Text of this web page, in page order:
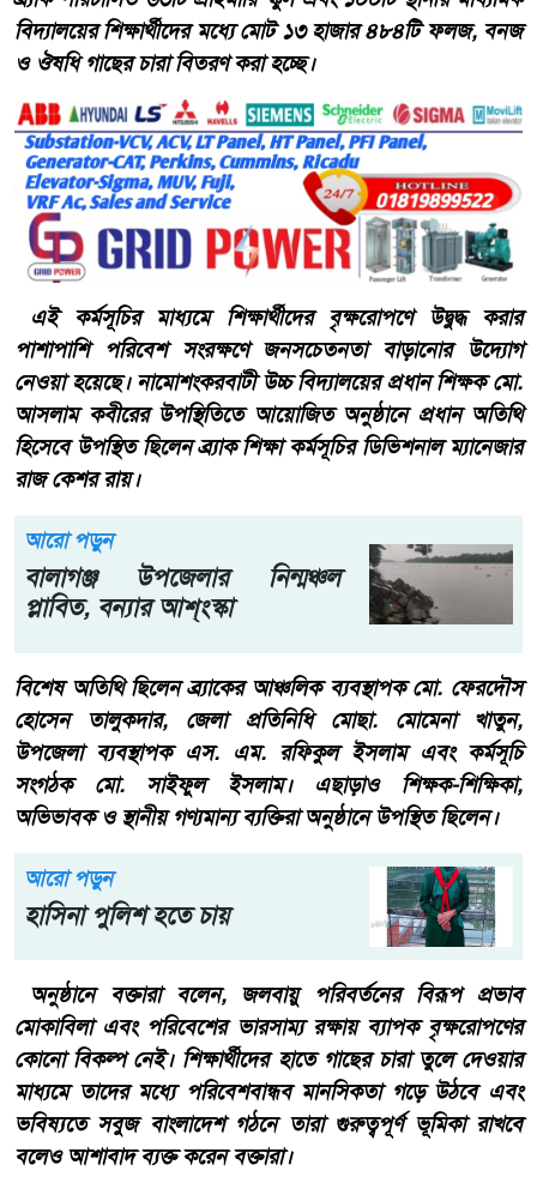
বিদ্যালয়ের শিক্ষার্থীদের মধ্যে মোট ১৩ হাজার ৪৮৪টি ফলজ, বনজ
ও ঔষধি গাছের চারা বিতরণ করা হচ্ছে।
এই কর্মসূচির মাধ্যমে শিক্ষার্থীদের বৃক্ষরোপণে উদ্বুদ্ধ করার
পাশাপাশি পরিবেশ সংরক্ষণে জনসচেতনতা বাড়ানোর উদ্যোগ
নেওয়া হয়েছে। নামোশংকরবাটী উচ্চ বিদ্যালয়ের প্রধান শিক্ষক মো.
আসলাম কবীরের উপস্থিতিতে আয়োজিত অনুষ্ঠানে প্রধান অতিথি
হিসেবে উপস্থিত ছিলেন ব্র্যাক শিক্ষা কর্মসূচির ডিভিশনাল ম্যানেজার
রাজ কেশর রায়।
আরো পড়ুন
বালাগঞ্জ উপজেলার নিন্মঞ্চল
প্লাবিত, ব্ন্যার আশ্ংস্কা
বিশেষ অতিথি ছিলেন ব্র্যাকের আঞ্চলিক ব্যবস্থাপক মো. ফেরদৌস
হোসেন তালুকদার, জেলা প্রতিনিধি মোছা. মোমেনা খাতুন,
উপজেলা ব্যবস্থাপক এস. এম. রফিকুল ইসলাম এবং কর্মসূচি
সংগঠক মো. সাইফুল ইসলাম। এছাড়াও শিক্ষক-শিক্ষিকা,
অভিভাবক ও স্থানীয় গণ্যমান্য ব্যক্তিরা অনুষ্ঠানে উপস্থিত ছিলেন।
আরো পড়ুন
হাসিনা পুলিশ হতে চায়
অনুষ্ঠানে বক্তারা বলেন, জলবায়ু পরিবর্তনের বিরূপ প্রভাব
মোকাবিলা এবং পরিবেশের ভারসাম্য রক্ষায় ব্যাপক বৃক্ষরোপণের
কোনো বিকল্প নেই। শিক্ষার্থীদের হাতে গাছের চারা তুলে দেওয়ার
মাধ্যমে তাদের মধ্যে পরিবেশবান্ধব মানসিকতা গড়ে উঠবে এবং
ভবিষ্যতে সবুজ বাংলাদেশ গঠনে তারা গুরুত্বপূর্ণ ভূমিকা রাখবে
বলেও আশাবাদ ব্যক্ত করেন বক্তারা।